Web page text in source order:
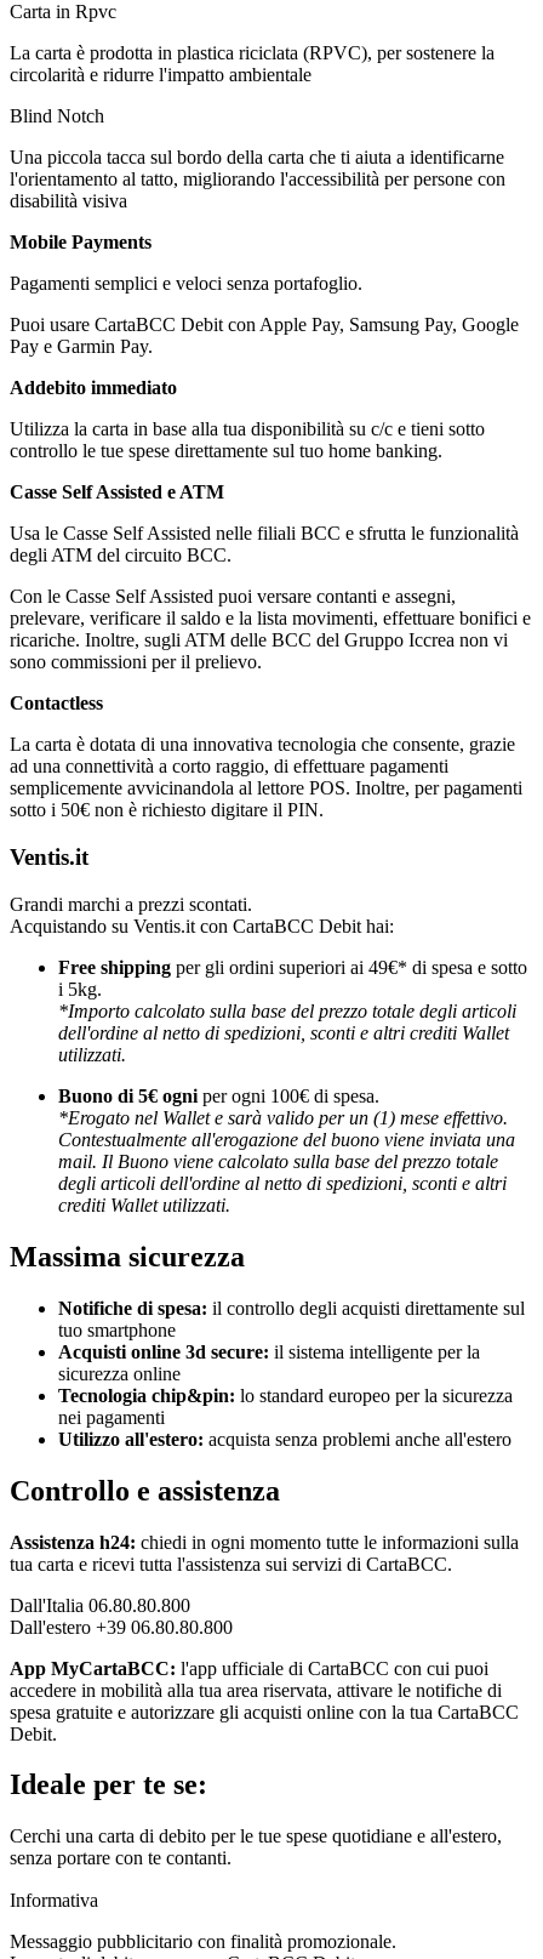
Carta in Rpvc
La carta è prodotta in plastica riciclata (RPVC), per sostenere la
circolarità e ridurre l'impatto ambientale
Blind Notch
Una piccola tacca sul bordo della carta che ti aiuta a identificarne
l'orientamento al tatto, migliorando l'accessibilità per persone con
disabilità visiva
Mobile Payments
Pagamenti semplici e veloci senza portafoglio.
Puoi usare CartaBCC Debit con Apple Pay, Samsung Pay, Google
Pay e Garmin Pay.
Addebito immediato
Utilizza la carta in base alla tua disponibilità su c/c e tieni sotto
controllo le tue spese direttamente sul tuo home banking.
Casse Self Assisted e ATM
Usa le Casse Self Assisted nelle filiali BCC e sfrutta le funzionalità
degli ATM del circuito BCC.
Con le Casse Self Assisted puoi versare contanti e assegni,
prelevare, verificare il saldo e la lista movimenti, effettuare bonifici e
ricariche. Inoltre, sugli ATM delle BCC del Gruppo Iccrea non vi
sono commissioni per il prelievo.
Contactless
La carta è dotata di una innovativa tecnologia che consente, grazie
ad una connettività a corto raggio, di effettuare pagamenti
semplicemente avvicinandola al lettore POS. Inoltre, per pagamenti
sotto i 50€ non è richiesto digitare il PIN.
Ventis.it
Grandi marchi a prezzi scontati.
Acquistando su Ventis.it con CartaBCC Debit hai:
Free shipping per gli ordini superiori ai 49€* di spesa e sotto
i 5kg.
*Importo calcolato sulla base del prezzo totale degli articoli
dell'ordine al netto di spedizioni, sconti e altri crediti Wallet
utilizzati.
Buono di 5€ ogni per ogni 100€ di spesa.
*Erogato nel Wallet e sarà valido per un (1) mese effettivo.
Contestualmente all'erogazione del buono viene inviata una
mail. Il Buono viene calcolato sulla base del prezzo totale
degli articoli dell'ordine al netto di spedizioni, sconti e altri
crediti Wallet utilizzati.
Massima sicurezza
Notifiche di spesa: il controllo degli acquisti direttamente sul
tuo smartphone
Acquisti online 3d secure: il sistema intelligente per la
sicurezza online
Tecnologia chip&pin: lo standard europeo per la sicurezza
nei pagamenti
Utilizzo all'estero: acquista senza problemi anche all'estero
Controllo e assistenza
Assistenza h24: chiedi in ogni momento tutte le informazioni sulla
tua carta e ricevi tutta l'assistenza sui servizi di CartaBCC.
Dall'Italia 06.80.80.800
Dall'estero +39 06.80.80.800
App MyCartaBCC: l'app ufficiale di CartaBCC con cui puoi
accedere in mobilità alla tua area riservata, attivare le notifiche di
spesa gratuite e autorizzare gli acquisti online con la tua CartaBCC
Debit.
Ideale per te se:
Cerchi una carta di debito per le tue spese quotidiane e all'estero,
senza portare con te contanti.
Informativa
Messaggio pubblicitario con finalità promozionale.